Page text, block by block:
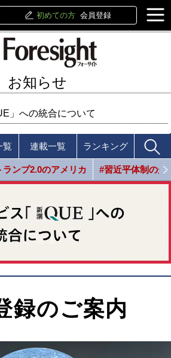
初めての方 会員登録
お知らせ
」への統合について
覧 連載一覧 ランキング
ランプ2.0のアメリカ #習近平体制の光
録のご案内